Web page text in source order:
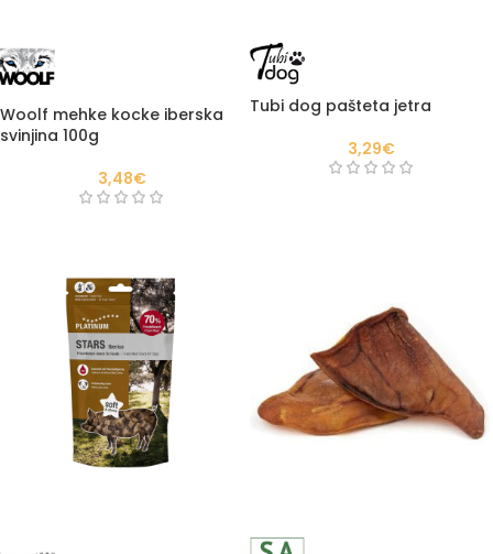
Woolf mehke kocke iberska
svinjina 100g
3,48€
Tubi dog pašteta jetra
3,29€